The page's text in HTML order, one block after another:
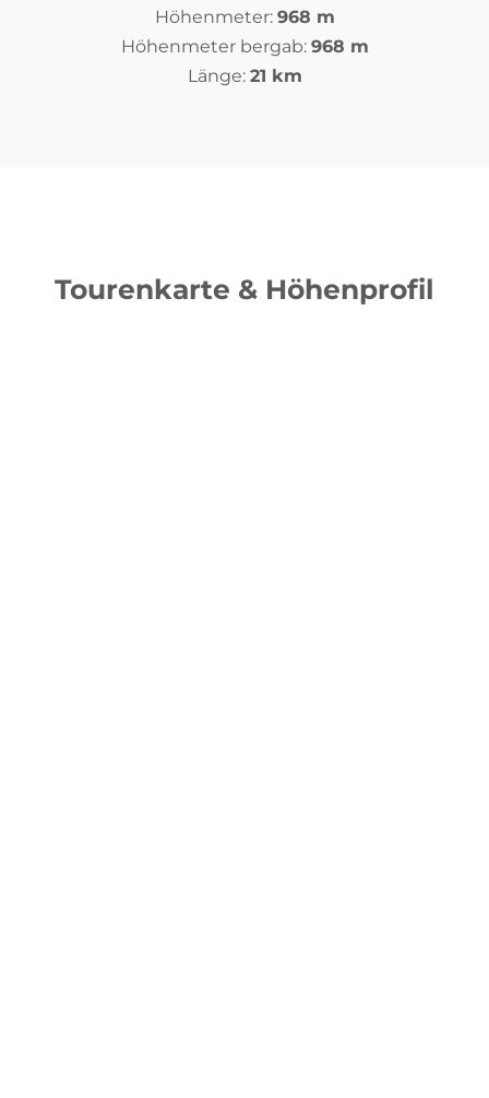
Höhenmeter: 968 m
Höhenmeter bergab: 968 m
Länge: 21 km
Tourenkarte & Höhenprofil